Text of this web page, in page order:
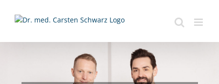
Inhalt